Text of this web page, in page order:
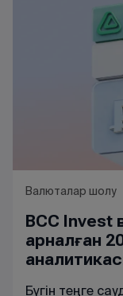
Валюталар шолу
BCC Invest
арналған
Бүгін теңге